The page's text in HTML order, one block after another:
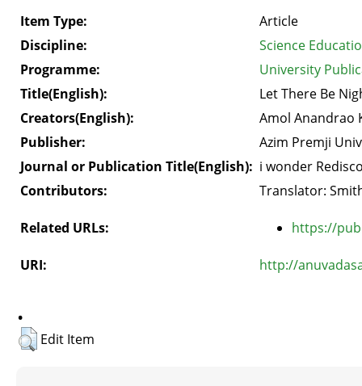
Item Type:
Article
Discipline:
Science
Programme:
University
Title(English):
Let There Be
Creators(English):
Amol Anandrao
Publisher:
Azim Premji
Journal or Publication Title(English): i wonder
Contributors:
Translator:
Related URLs: https://
URI: http://
.
Edit Item